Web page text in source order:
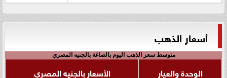
أسعار الذهب
متوسط سعر الذهب اليوم بالصاغة بالجنيه المصري
الوحدة والعيار
الأسعار بالجنيه المصري